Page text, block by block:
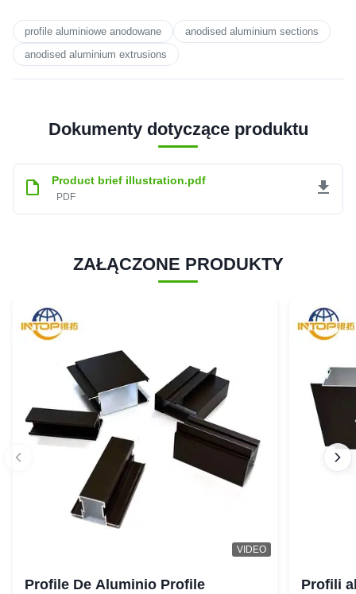
profile aluminiowe anodowane
anodised aluminium sections
anodised aluminium extrusions
Dokumenty dotyczące produktu
Product brief illustration.pdf
PDF
ZAŁĄCZONE PRODUKTY
VIDEO
Profile De Aluminio Profile
Profili